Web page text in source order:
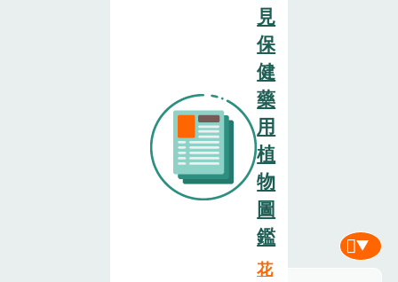
見
保
健
藥
用
植
物
圖
鑑
花